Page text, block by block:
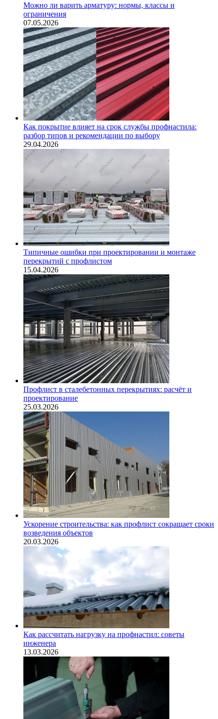
Можно ли варить арматуру: нормы, классы и
ограничения
07.05.2026
Как покрытие влияет на срок службы профнастила:
разбор типов и рекомендации по выбору
29.04.2026
Типичные ошибки при проектировании и монтаже
перекрытий с профлистом
15.04.2026
Профлист в сталебетонных перекрытиях: расчёт и
проектирование
25.03.2026
Ускорение строительства: как профлист сокращает сроки
возведения объектов
20.03.2026
Как рассчитать нагрузку на профнастил: советы
инженера
13.03.2026